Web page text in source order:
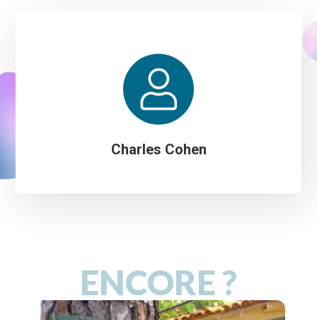
Charles Cohen
ENCORE ?